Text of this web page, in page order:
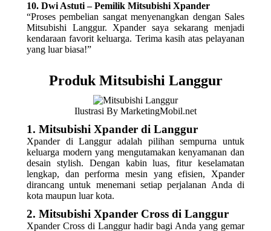
10. Dwi Astuti – Pemilik Mitsubishi Xpander
“Proses pembelian sangat menyenangkan dengan Sales
Mitsubishi Langgur. Xpander saya sekarang menjadi
kendaraan favorit keluarga. Terima kasih atas pelayanan
yang luar biasa!”
Produk Mitsubishi Langgur
Ilustrasi By MarketingMobil.net
1. Mitsubishi Xpander di Langgur
Xpander di Langgur adalah pilihan sempurna untuk
keluarga modern yang mengutamakan kenyamanan dan
desain stylish. Dengan kabin luas, fitur keselamatan
lengkap, dan performa mesin yang efisien, Xpander
dirancang untuk menemani setiap perjalanan Anda di
kota maupun luar kota.
2. Mitsubishi Xpander Cross di Langgur
Xpander Cross di Langgur hadir bagi Anda yang gemar